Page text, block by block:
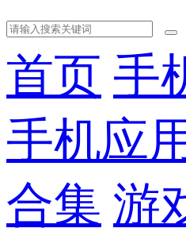
首页 手
手机应
合集 游